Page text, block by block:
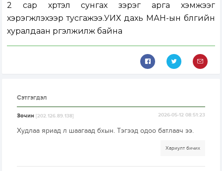
2 сар хүртэл сунгах зэрэг арга хэмжээг
хэрэгжүүлэхээр тусгажээ.УИХ дахь МАН-ын бүлгийн
хуралдаан үргэлжилж байна
Сэтгэгдэл
Зочин[202.126.89.138] 2026-05-12 08:51:23
Худлаа яриад л шаагаад бхын. Тэгээд одоо батлаач ээ.
Хариулт бичих